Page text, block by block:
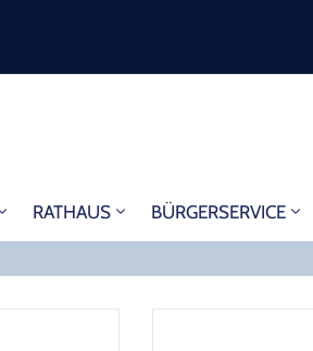
RATHAUS BÜRGERSERVICE